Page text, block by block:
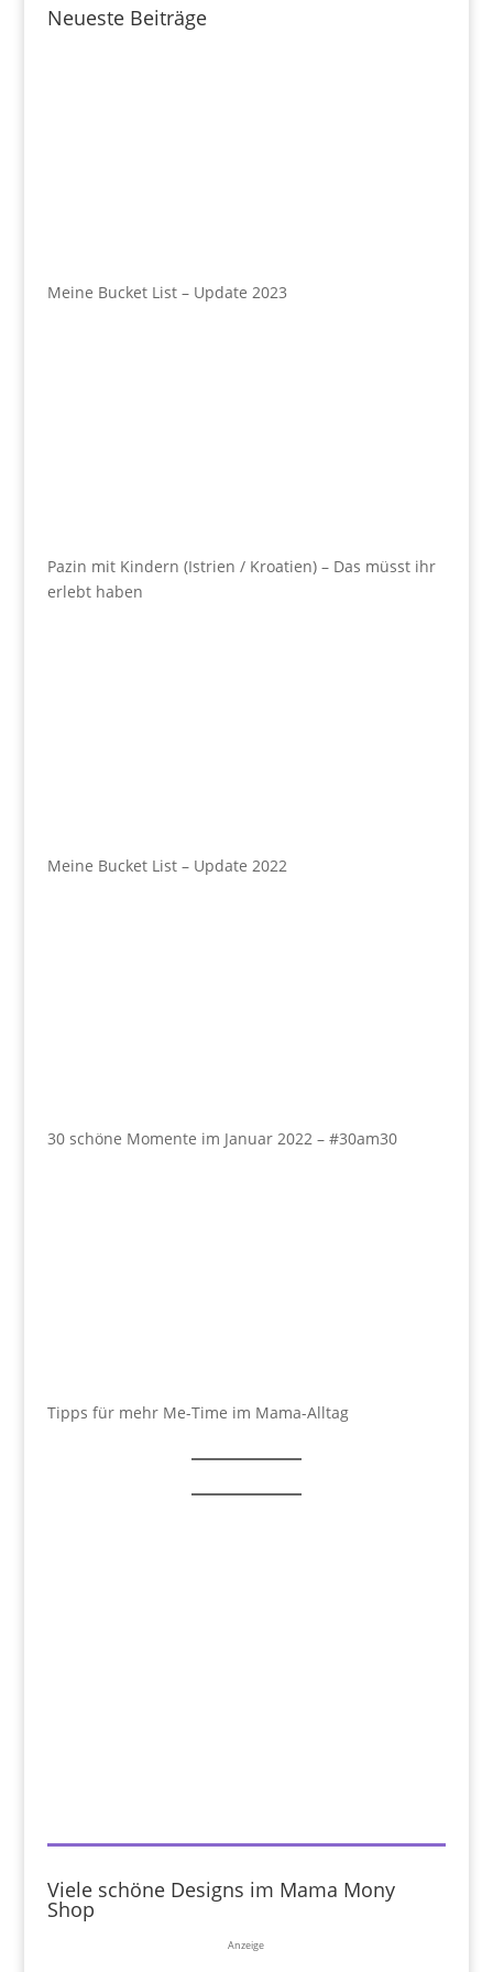
Neueste Beiträge
Meine Bucket List – Update 2023
Pazin mit Kindern (Istrien / Kroatien) – Das müsst ihr
erlebt haben
Meine Bucket List – Update 2022
30 schöne Momente im Januar 2022 – #30am30
Tipps für mehr Me-Time im Mama-Alltag
Viele schöne Designs im Mama Mony
Shop
Anzeige